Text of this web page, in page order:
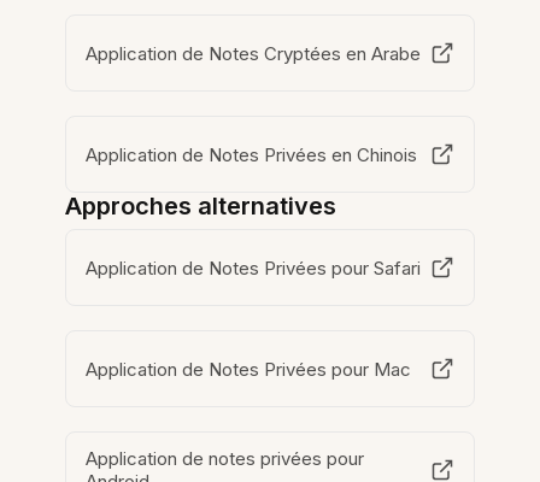
Application de Notes Cryptées en Arabe
Application de Notes Privées en Chinois
Approches alternatives
Application de Notes Privées pour Safari
Application de Notes Privées pour Mac
Application de notes privées pour